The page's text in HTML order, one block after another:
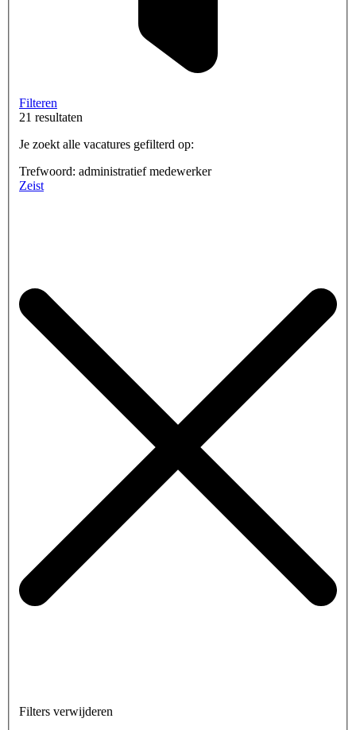
Filteren
21 resultaten
Je zoekt alle vacatures gefilterd op:
Trefwoord: administratief medewerker
Zeist
Filters verwijderen